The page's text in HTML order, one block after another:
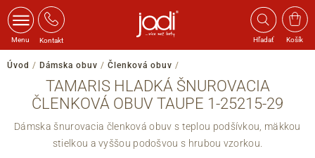
Menu Kontakt Hľadať Košík
Úvod / Dámska obuv / Členková obuv /
TAMARIS HLADKÁ ŠNUROVACIA
ČLENKOVÁ OBUV TAUPE 1-25215-29
Dámska šnurovacia členková obuv s teplou podšívkou, mäkkou
stielkou a vyššou podošvou s hrubou vzorkou.